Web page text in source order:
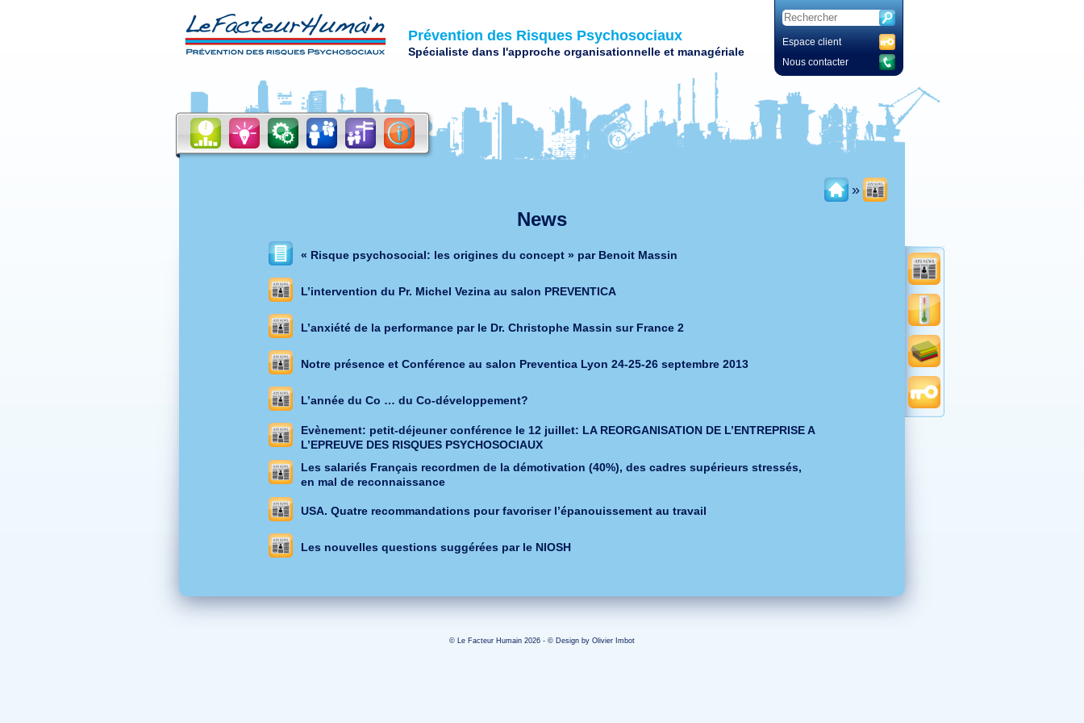
Prévention des Risques Psychosociaux
Spécialiste dans l'approche organisationnelle et managériale
Espace client
Nous contacter
»
News
« Risque psychosocial: les origines du concept » par Benoit Massin
L’intervention du Pr. Michel Vezina au salon PREVENTICA
L’anxiété de la performance par le Dr. Christophe Massin sur France 2
Notre présence et Conférence au salon Preventica Lyon 24-25-26 septembre 2013
L’année du Co … du Co-développement?
Evènement: petit-déjeuner conférence le 12 juillet: LA REORGANISATION DE L’ENTREPRISE A
L’EPREUVE DES RISQUES PSYCHOSOCIAUX
Les salariés Français recordmen de la démotivation (40%), des cadres supérieurs stressés,
en mal de reconnaissance
USA. Quatre recommandations pour favoriser l’épanouissement au travail
Les nouvelles questions suggérées par le NIOSH
© Le Facteur Humain 2026 - © Design by Olivier Imbot